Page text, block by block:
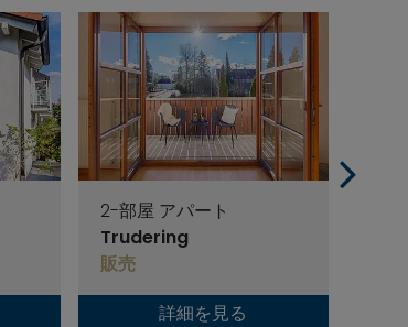
2-部屋 アパート
Trudering
販売
詳細を見る